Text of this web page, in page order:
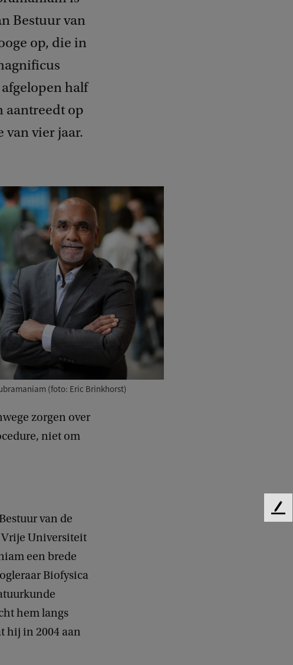
Bestuur van
op, die in
half
aantreedt op
van vier jaar.
(foto: Eric Brinkhorst)
zorgen over
niet om
van de
Vrije Universiteit
een brede
Biofysica
hem langs
hij in 2004 aan
F